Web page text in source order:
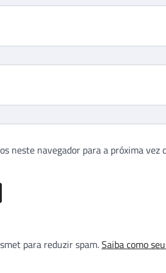
neste navegador para a próxima vez
para reduzir spam.Saiba como